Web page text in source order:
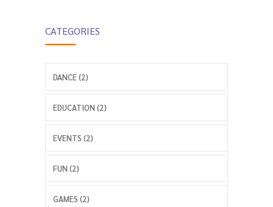
CATEGORIES
DANCE (2)
EDUCATION (2)
EVENTS (2)
FUN (2)
GAMES (2)